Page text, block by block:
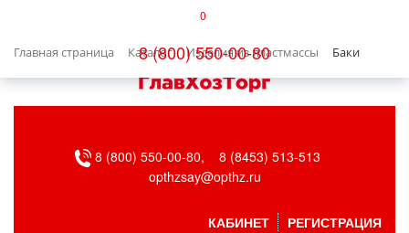
0
8 (800) 550-00-80
Главная страница Каталог Изделия из пластмассы Баки
БЫТОВАЯ ТЕХНИКА
ВЕНТИЛЯЦИЯ8 (800) 550-00-80,
8 (8453) 513-513
opthzsay@opthz.ru
КАБИНЕТ РЕГИСТРАЦИЯ